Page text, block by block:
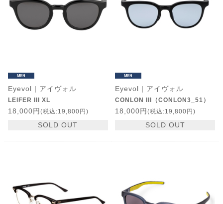
Eyevol | アイヴォル
LEIFER III XL
18,000円 (税込:19,800円)
SOLD OUT
Eyevol | アイヴォル
CONLON III（CONLON3_51）
18,000円 (税込:19,800円)
SOLD OUT